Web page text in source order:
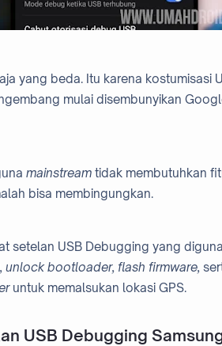
yang beda. Itu karena kostumisasi
mulai disembunyikan
mainstreamtidak membutuhkan
bisa membingungkan.
setelan USB Debugging yang
unlock bootloader, flash firmware,
untuk memalsukan lokasi GPS.
USB Debugging